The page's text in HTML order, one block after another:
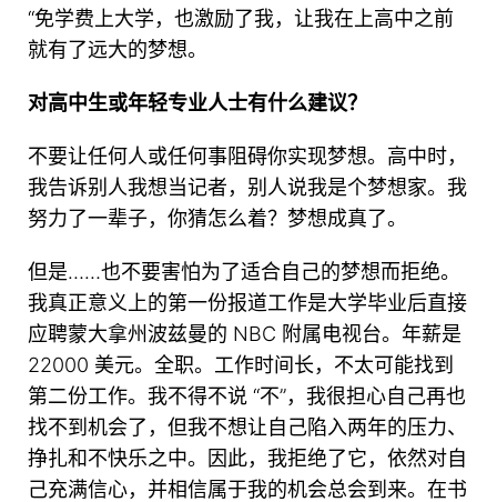
“免学费上大学，也激励了我，让我在上高中之前
就有了远大的梦想。
对高中生或年轻专业人士有什么建议？
不要让任何人或任何事阻碍你实现梦想。高中时，
我告诉别人我想当记者，别人说我是个梦想家。我
努力了一辈子，你猜怎么着？梦想成真了。
但是……也不要害怕为了适合自己的梦想而拒绝。
我真正意义上的第一份报道工作是大学毕业后直接
应聘蒙大拿州波兹曼的 NBC 附属电视台。年薪是
22000 美元。全职。工作时间长，不太可能找到
第二份工作。我不得不说 “不”，我很担心自己再也
找不到机会了，但我不想让自己陷入两年的压力、
挣扎和不快乐之中。因此，我拒绝了它，依然对自
己充满信心，并相信属于我的机会总会到来。在书